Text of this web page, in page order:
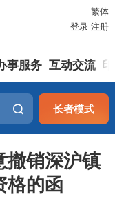
繁体
登录 注册
事服务 互动交流
长者模式
撤销深沪镇
格的函